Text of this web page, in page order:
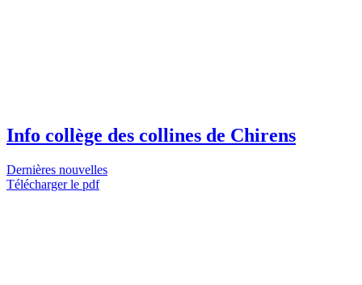
Info collège des collines de Chirens
Dernières nouvelles
Télécharger le pdf